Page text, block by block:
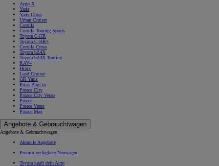
Aygo X
Yaris
Yaris Cross
Urban Cruiser
Corolla
Corolla Touring Sports
Toyota C-HR
Toyota C-HR+
Corolla Cross
Toyota bZ4X
Toyota bZ4X Touring
RAV4
Hilux
Land Cruiser
GR Yaris
Prius Plug-in
Proace City
Proace City Verso
Proace
Proace Verso
Proace Max
Angebote & Gebrauchtwagen
Angebote & Gebrauchtwagen
Aktuelle Angebote
Prompt verfügbare Neuwagen
Toyota kauft dein Auto